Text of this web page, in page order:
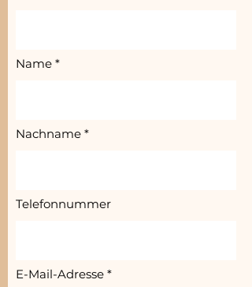
Name
Nachname
Telefonnummer
E-Mail-Adresse